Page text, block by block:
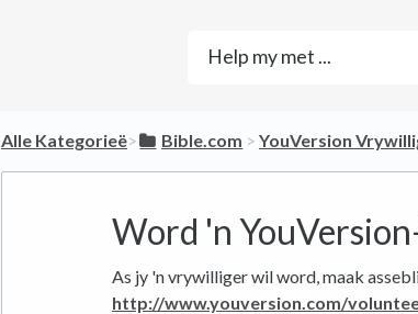
Alle Kategorieë​>​ ​Bible.com ​ > ​​YouVersion
Word 'n
As jy 'n vrywilliger wil word, maak
http://www.youversion.com/